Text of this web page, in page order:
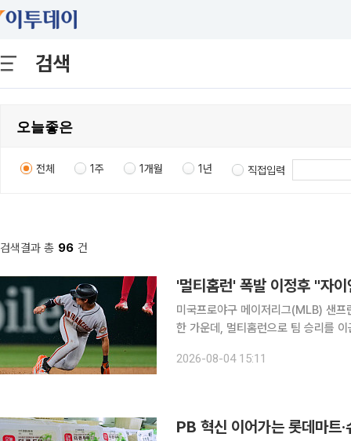
검색
전체 1주 1개월 1년 직접입력
검색결과 총 96 건
'멀티홈런' 폭발 이정후 "자
미국프로야구 메이저리그(MLB) 샌
한 가운데, 멀티홈런으로 팀 승리를
2026-08-04 15:11
PB 혁신 이어가는 롯데마트